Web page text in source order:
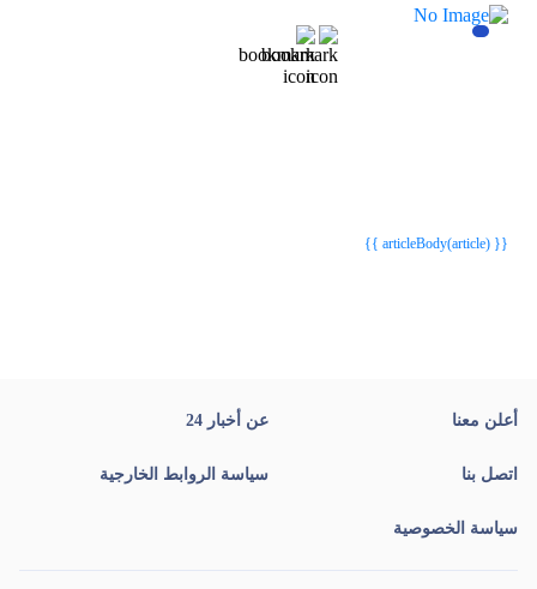
{{ articleBody(article) }}
أعلن معنا عن أخبار 24
اتصل بنا سياسة الروابط الخارجية
سياسة الخصوصية